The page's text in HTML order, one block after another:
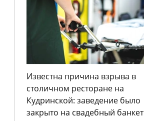
Известна причина взрыва в
столичном ресторане на
Кудринской: заведение было
закрыто на свадебный банкет